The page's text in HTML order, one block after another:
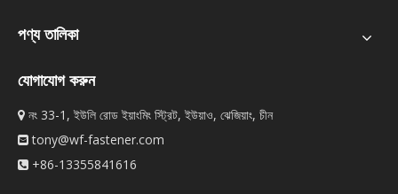
পণ্য তালিকা
যোগাযোগ করুন
 নং 33-1, ইউলি রোড ইয়াংমিং স্ট্রিট, ইউয়াও, ঝেজিয়াং, চীন
 tony@wf-fastener.com
 +86-13355841616